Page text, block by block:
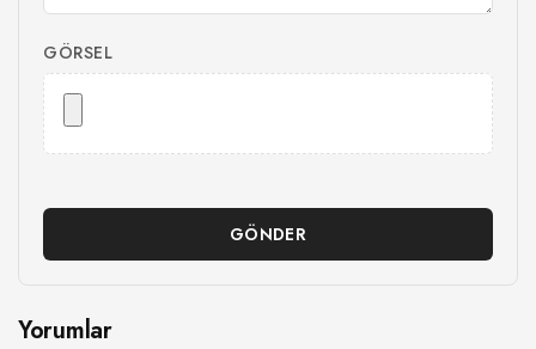
GÖRSEL
GÖNDER
Yorumlar